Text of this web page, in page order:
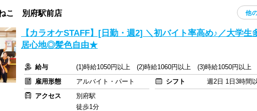
こ 別府駅前店 他
【カラオケSTAFF】[日勤・週2] ＼初バイト率高め♪／大学生
居心地◎髪色自由★
給与
(1)時給1050円以上 (2)時給1060円以上 (3)時給1050円以上
雇用形態
アルバイト・パート シフト
週2日 1日3時間
アクセス
別府駅
徒歩1分